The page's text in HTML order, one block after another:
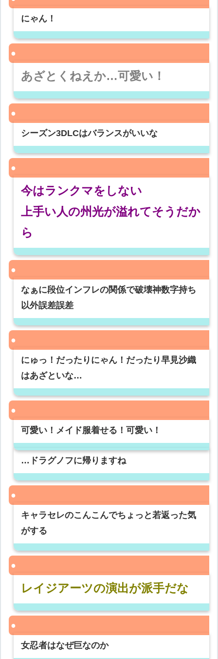
にゃん！
あざとくねえか…可愛い！
シーズン3DLCはバランスがいいな
今はランクマをしない
上手い人の州光が溢れてそうだか
ら
なぁに段位インフレの関係で破壊神数字持ち
以外誤差誤差
にゅっ！だったりにゃん！だったり早見沙織
はあざといな…
可愛い！メイド服着せる！可愛い！
…ドラグノフに帰りますね
キャラセレのこんこんでちょっと若返った気
がする
レイジアーツの演出が派手だな
女忍者はなぜ巨なのか